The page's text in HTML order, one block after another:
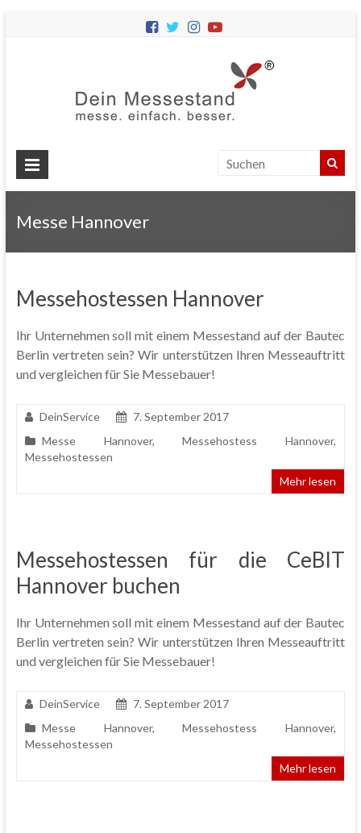
Messestände
für
Messe Hannover
Messehostessen Hannover
Ihr Unternehmen soll mit einem Messestand auf der Bautec
Berlin vertreten sein? Wir unterstützen Ihren Messeauftritt
und vergleichen für Sie Messebauer!
DeinService
7. September 2017
Messe Hannover,Messehostess Hannover,
Messehostessen
Mehr lesen
Messehostessen für die CeBIT
Hannover buchen
Ihr Unternehmen soll mit einem Messestand auf der Bautec
Berlin vertreten sein? Wir unterstützen Ihren Messeauftritt
und vergleichen für Sie Messebauer!
DeinService
7. September 2017
Messe Hannover,Messehostess Hannover,
Messehostessen
Mehr lesen